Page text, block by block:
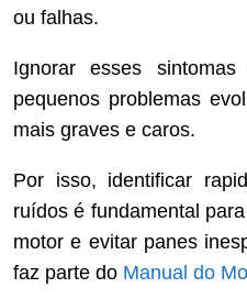
ou falhas.
Ignorar esses
pequenos problemas
mais graves e caros.
Por isso, identificar
ruídos é fundamental
motor e evitar panes
faz parte do Manual do